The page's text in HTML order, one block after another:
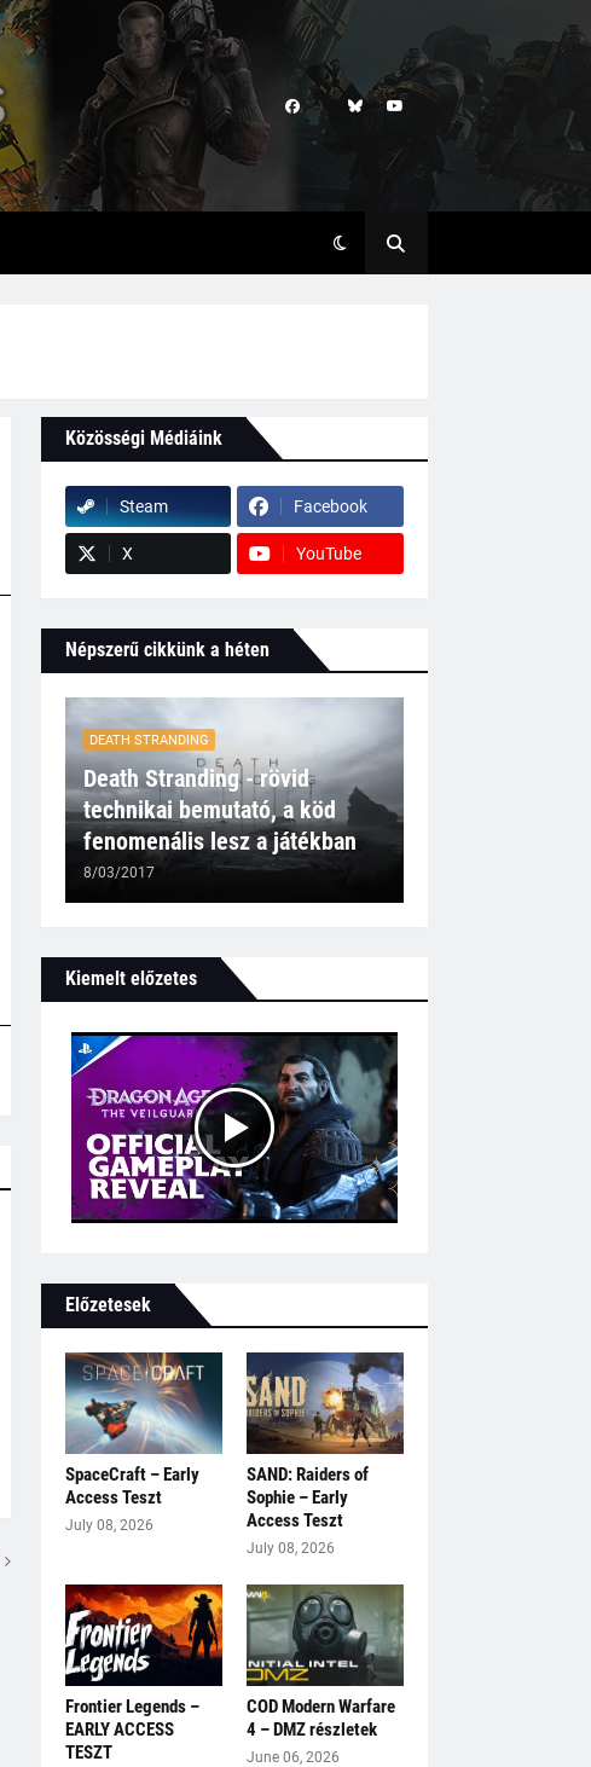
Közösségi Médiáink
Steam Facebook
X YouTube
Népszerű cikkünk a héten
DEATH STRANDING
Death Stranding - rövid
technikai bemutató, a köd
fenomenális lesz a játékban
8/03/2017
Kiemelt előzetes
Előzetesek
SpaceCraft – Early
Access Teszt
July 08, 2026
SAND: Raiders of
Sophie – Early
Access Teszt
July 08, 2026
Frontier Legends –
EARLY ACCESS
TESZT
COD Modern Warfare
4 – DMZ részletek
June 06, 2026